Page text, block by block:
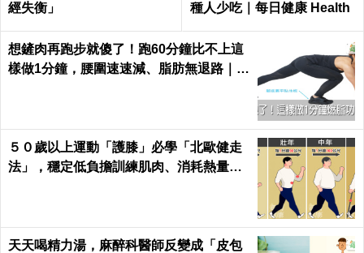
經失衡」
種人少吃｜每日健康 Health
想鏟肉再跑步就傻了！跑60分鐘比不上這
樣做1分鐘，腰圍速速減、脂肪無退路｜每
５０歲以上運動「護膝」必學「北歐健走
法」，穩定低負擔訓練肌肉、消耗熱量｜
天天喝精力湯，麻醉科醫師反變成「皮包